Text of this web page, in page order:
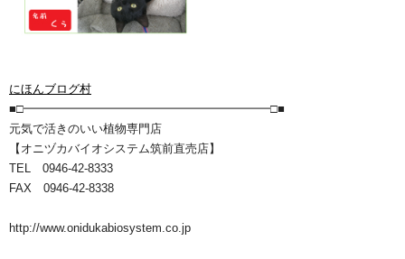
にほんブログ村
■□━━━━━━━━━━━━━━━━━━━━━□■
元気で活きのいい植物専門店
【オニヅカバイオシステム筑前直売店】
TEL 0946-42-8333
FAX 0946-42-8338
http://www.onidukabiosystem.co.jp